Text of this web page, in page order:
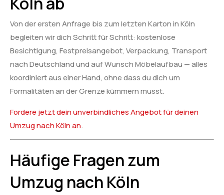
Von der ersten Anfrage bis zum letzten Karton in Köln
begleiten wir dich Schritt für Schritt: kostenlose
Besichtigung, Festpreisangebot, Verpackung, Transport
nach Deutschland und auf Wunsch Möbelaufbau — alles
koordiniert aus einer Hand, ohne dass du dich um
Formalitäten an der Grenze kümmern musst.
Fordere jetzt dein unverbindliches Angebot für deinen
Umzug nach Köln an.
Häufige Fragen zum
Umzug nach Köln